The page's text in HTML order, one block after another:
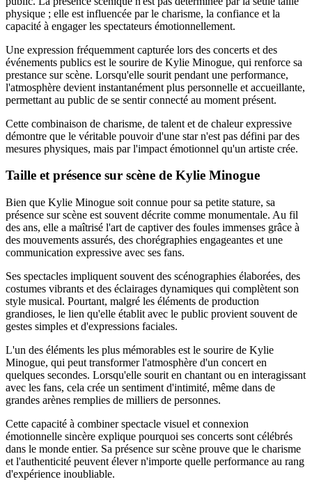
physique ; elle est influencée par le charisme, la confiance et la
capacité à engager les spectateurs émotionnellement.
Une expression fréquemment capturée lors des concerts et des
événements publics est le sourire de Kylie Minogue, qui renforce sa
prestance sur scène. Lorsqu'elle sourit pendant une performance,
l'atmosphère devient instantanément plus personnelle et accueillante,
permettant au public de se sentir connecté au moment présent.
Cette combinaison de charisme, de talent et de chaleur expressive
démontre que le véritable pouvoir d'une star n'est pas défini par des
mesures physiques, mais par l'impact émotionnel qu'un artiste crée.
Taille et présence sur scène de Kylie Minogue
Bien que Kylie Minogue soit connue pour sa petite stature, sa
présence sur scène est souvent décrite comme monumentale. Au fil
des ans, elle a maîtrisé l'art de captiver des foules immenses grâce à
des mouvements assurés, des chorégraphies engageantes et une
communication expressive avec ses fans.
Ses spectacles impliquent souvent des scénographies élaborées, des
costumes vibrants et des éclairages dynamiques qui complètent son
style musical. Pourtant, malgré les éléments de production
grandioses, le lien qu'elle établit avec le public provient souvent de
gestes simples et d'expressions faciales.
L'un des éléments les plus mémorables est le sourire de Kylie
Minogue, qui peut transformer l'atmosphère d'un concert en
quelques secondes. Lorsqu'elle sourit en chantant ou en interagissant
avec les fans, cela crée un sentiment d'intimité, même dans de
grandes arènes remplies de milliers de personnes.
Cette capacité à combiner spectacle visuel et connexion
émotionnelle sincère explique pourquoi ses concerts sont célébrés
dans le monde entier. Sa présence sur scène prouve que le charisme
et l'authenticité peuvent élever n'importe quelle performance au rang
d'expérience inoubliable.